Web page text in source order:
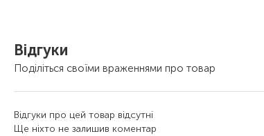
Відгуки
Поділіться своїми враженнями про товар
Відгуки про цей товар відсутні
Ще ніхто не залишив коментар